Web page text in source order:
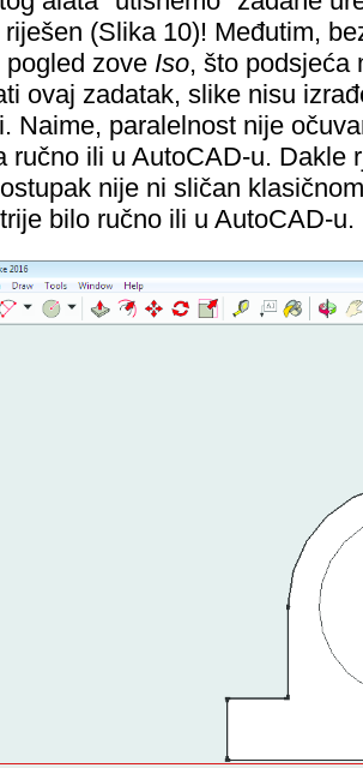
(Slika 10)! Međutim,
zove Iso, što podsjeća
ovaj zadatak, slike nisu
Naime, paralelnost nije
ručno ili u AutoCAD-u. Dakle
nije ni sličan
bilo ručno ili u AutoCAD-u.